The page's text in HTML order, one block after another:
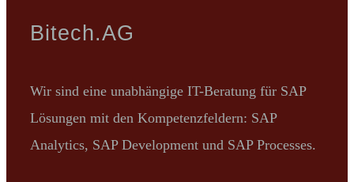
Bitech.AG
Wir sind eine unabhängige IT-Beratung für SAP
Lösungen mit den Kompetenzfeldern: SAP
Analytics, SAP Development und SAP Processes.